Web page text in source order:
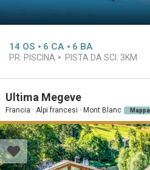
14 OS 6 CA 6 BA
PR. PISCINA PISTA DA SCI: 3KM
Ultima Megeve
Francia · Alpi francesi · Mont Blanc Mappa